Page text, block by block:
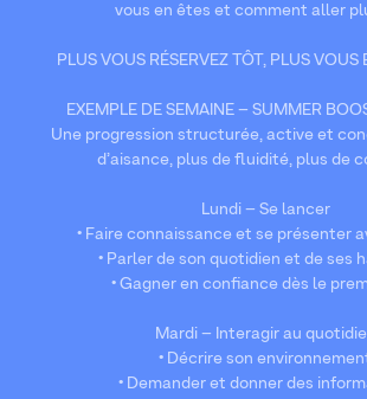
vous en êtes et comment aller
PLUS VOUS RÉSERVEZ TÔT, PLUS VOUS
EXEMPLE DE SEMAINE – SUMMER
Une progression structurée, active et
d’aisance, plus de fluidité, plus de
Lundi – Se lancer
• Faire connaissance et se présenter
• Parler de son quotidien et de ses
• Gagner en confiance dès le
Mardi – Interagir au
• Décrire son
• Demander et donner des